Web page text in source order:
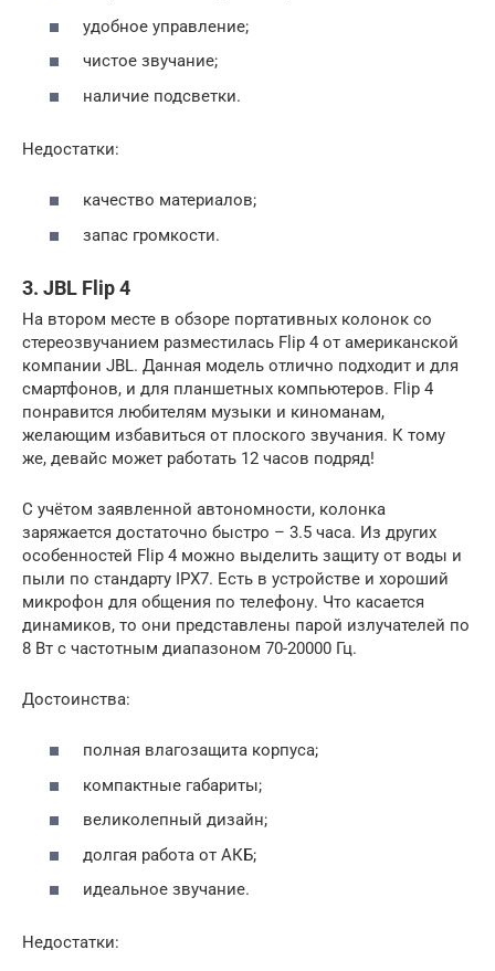
удобное управление;
чистое звучание;
наличие подсветки.
Недостатки:
качество материалов;
запас громкости.
3. JBL Flip 4
На втором месте в обзоре портативных колонок со
стереозвучанием разместилась Flip 4 от американской
компании JBL. Данная модель отлично подходит и для
смартфонов, и для планшетных компьютеров. Flip 4
понравится любителям музыки и киноманам,
желающим избавиться от плоского звучания. К тому
же, девайс может работать 12 часов подряд!
С учётом заявленной автономности, колонка
заряжается достаточно быстро – 3.5 часа. Из других
особенностей Flip 4 можно выделить защиту от воды и
пыли по стандарту IPX7. Есть в устройстве и хороший
микрофон для общения по телефону. Что касается
динамиков, то они представлены парой излучателей по
8 Вт с частотным диапазоном 70-20000 Гц.
Достоинства:
полная влагозащита корпуса;
компактные габариты;
великолепный дизайн;
долгая работа от АКБ;
идеальное звучание.
Недостатки: